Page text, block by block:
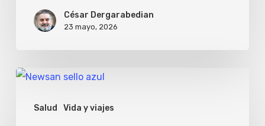
César Dergarabedian
23 mayo, 2026
Salud Vida y viajes
Newsan
Fundación